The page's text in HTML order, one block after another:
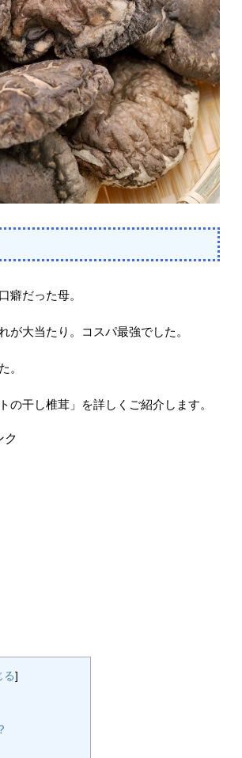
癖だった母。
大当たり。コスパ最強でした。
。
干し椎茸」を詳しくご紹介します。
ク
る]